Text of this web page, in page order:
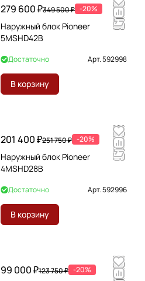
279 600 ₽349 500 ₽ -20%
Наружный блок Pioneer
5MSHD42B
Достаточно Арт.592998
В корзину
201 400 ₽251 750 ₽ -20%
Наружный блок Pioneer
4MSHD28B
Достаточно Арт.592996
В корзину
99 000 ₽123 750 ₽ -20%